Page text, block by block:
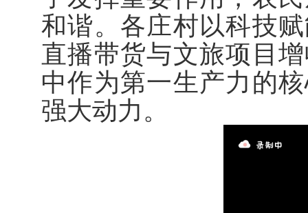
和谐。各庄村以科技
直播带货与文旅项目
中作为第一生产力的
强大动力。